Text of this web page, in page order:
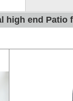
high end Patio